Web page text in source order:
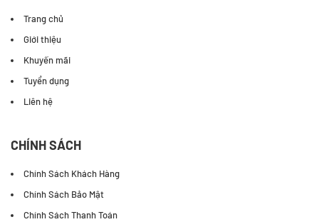
Trang chủ
Giới thiệu
Khuyến mãi
Tuyển dụng
Liên hệ
CHÍNH SÁCH
Chính Sách Khách Hàng
Chính Sách Bảo Mật
Chính Sách Thanh Toán